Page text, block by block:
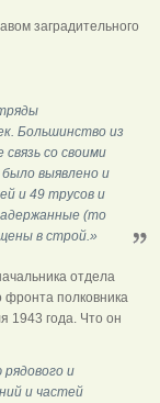
заградительного
Большинство из
со своими
выявлено и
и 49 трусов и
(то
в строй.»
отдела
полковника
1943 года. Что он
и
и частей